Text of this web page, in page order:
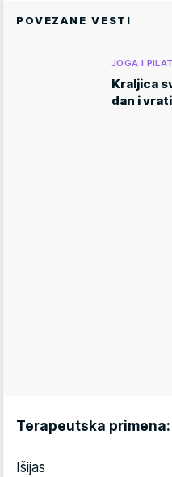
POVEZANE VESTI
JOGA I
Kraljica
dan i
Terapeutska primena:
Išijas